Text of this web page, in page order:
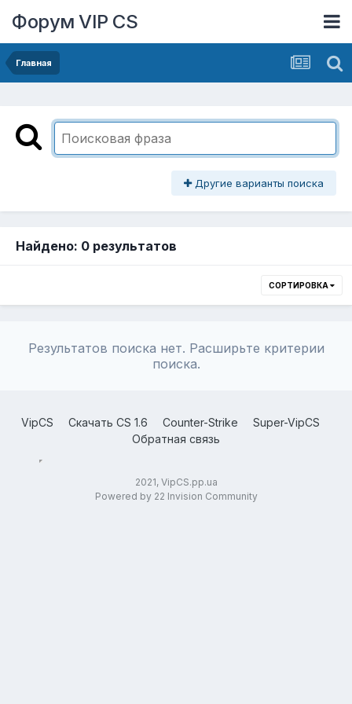
Форум VIP CS
Главная
Другие варианты поиска
Найдено: 0 результатов
СОРТИРОВКА
Результатов поиска нет. Расширьте критерии
поиска.
VipCS Скачать CS 1.6 Counter-Strike
Super-VipCS
Обратная связь
2021, VipCS.pp.ua
Powered by 22 Invision Community